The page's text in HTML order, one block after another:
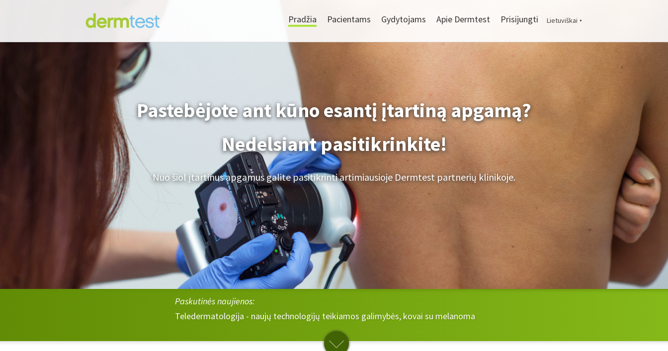
Pradžia Pacientams Gydytojams Apie Dermtest Prisijungti Lietuviškai ▼
Pastebėjote ant kūno esantį įtartiną apgamą?
Nedelsiant pasitikrinkite!
Nuo šiol įtartinus apgamus galite pasitikrinti artimiausioje Dermtest partnerių klinikoje.
Paskutinės naujienos:
Teledermatologija - naujų technologijų teikiamos galimybės, kovai su melanoma